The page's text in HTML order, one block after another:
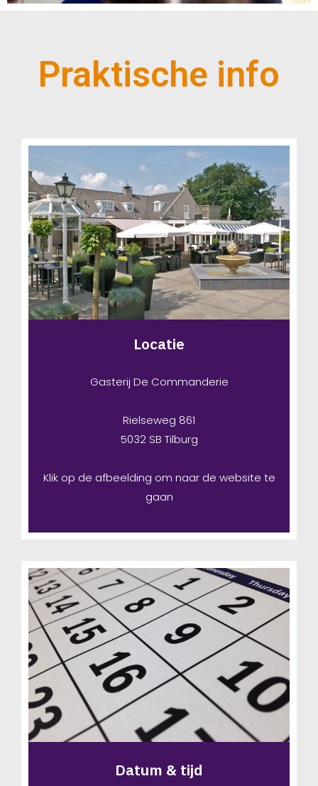
Praktische info
Locatie
Gasterij De Commanderie
Rielseweg 861
5032 SB Tilburg
Klik op de afbeelding om naar de website te
gaan
Datum & tijd